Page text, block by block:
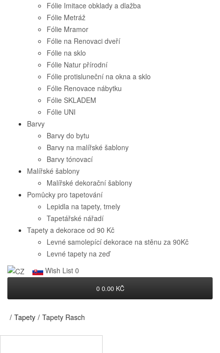
Fólie Imitace obklady a dlažba
Fólie Metráž
Fólie Mramor
Fólie na Renovaci dveří
Fólie na sklo
Fólie Natur přírodní
Fólie protisluneční na okna a sklo
Fólie Renovace nábytku
Fólie SKLADEM
Fólie UNI
Barvy
Barvy do bytu
Barvy na malířské šablony
Barvy tónovací
Malířské šablony
Malířské dekorační šablony
Pomůcky pro tapetování
Lepidla na tapety, tmely
Tapetářské nářadí
Tapety a dekorace od 90 Kč
Levné samolepící dekorace na stěnu za 90Kč
Levné tapety na zeď
Wish List 0
0 0.00 KČ
Tapety Tapety Rasch